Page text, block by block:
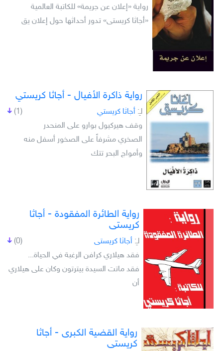
رواية «إعلان عن جريمة» للكاتبة العالمية
«أجاثا كريستى» تدور أحداثها حول إعلان يق
رواية ذاكرة الأفيال - أجاثا كريستي
(1) لـِ: أجاثا كريستي
وقف هيركيول بوارو على المنحدر
الصخري مشرفاً على الصخور أسفل منه
وأمواج البحر تتك
رواية الطائرة المفقودة - أجاثا
كريستى
(0) لـِ: أجاثا كريستى
فقد هيلاري كرافن الرغبة في الحياة...
فقد ماتت السيدة بيترتون وكان على هيلاري
أن
رواية القضية الكبرى - أجاثا
كريستى